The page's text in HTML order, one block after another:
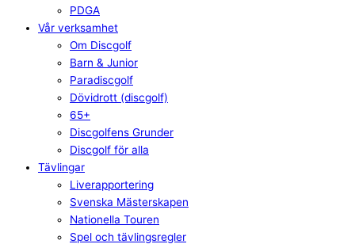
PDGA
Vår verksamhet
Om Discgolf
Barn & Junior
Paradiscgolf
Dövidrott (discgolf)
65+
Discgolfens Grunder
Discgolf för alla
Tävlingar
Liverapportering
Svenska Mästerskapen
Nationella Touren
Spel och tävlingsregler